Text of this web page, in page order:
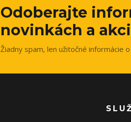
Odoberajte
novinkách a
Žiadny spam, len užitočné informácie o